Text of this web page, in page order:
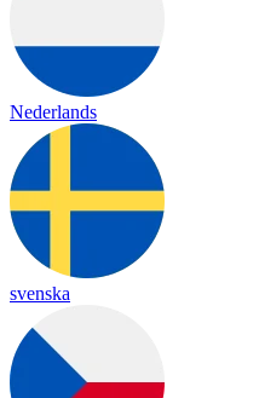
Nederlands
svenska